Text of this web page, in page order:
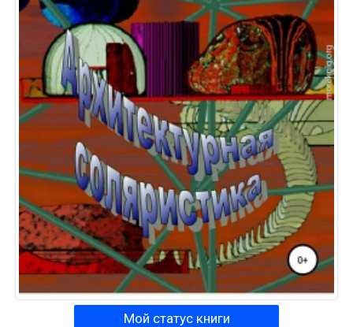
Мой статус книги